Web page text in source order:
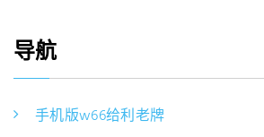
导航
手机版w66给利老牌